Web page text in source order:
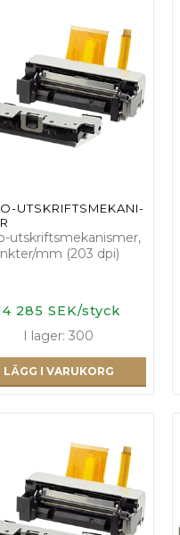
­U­T­S­K­R­I­F­T­S­M­E­K­A­N­I­
utskriftsmekanismer,
mm (203 dpi)
285 SEK/styck
I lager: 300
LÄGG I VARUKORG